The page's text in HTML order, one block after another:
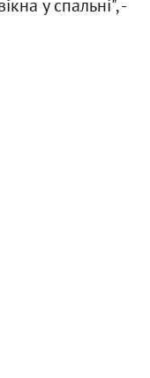
у спальні", -